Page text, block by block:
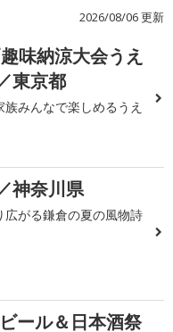
2026/08/06 更新
味納涼大会うえ
東京都
みんなで楽しめるうえ
神奈川県
広がる鎌倉の夏の風物詩
ール＆日本酒祭